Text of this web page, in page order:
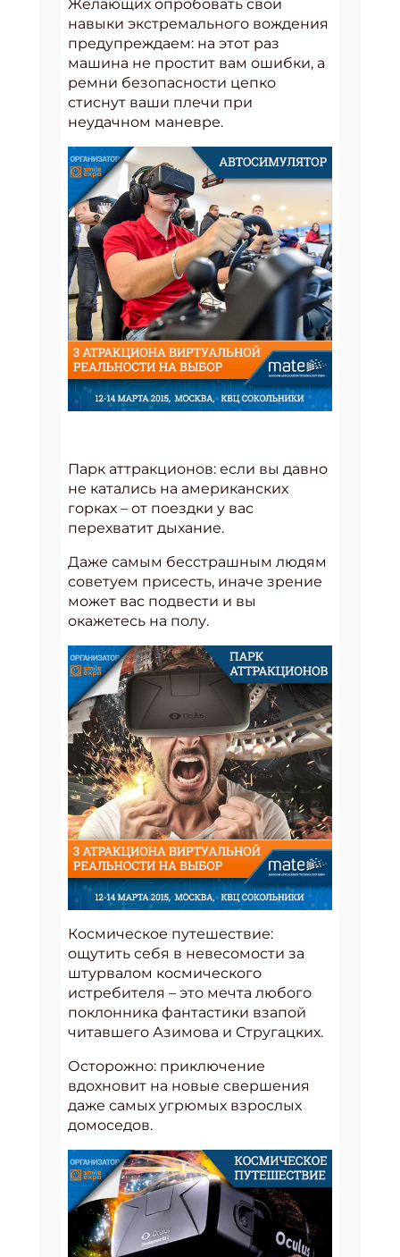
Желающих опробовать свои
навыки экстремального вождения
предупреждаем: на этот раз
машина не простит вам ошибки, а
ремни безопасности цепко
стиснут ваши плечи при
неудачном маневре.
Парк аттракционов: если вы давно
не катались на американских
горках – от поездки у вас
перехватит дыхание.
Даже самым бесстрашным людям
советуем присесть, иначе зрение
может вас подвести и вы
окажетесь на полу.
Космическое путешествие:
ощутить себя в невесомости за
штурвалом космического
истребителя – это мечта любого
поклонника фантастики взапой
читавшего Азимова и Стругацких.
Осторожно: приключение
вдохновит на новые свершения
даже самых угрюмых взрослых
домоседов.